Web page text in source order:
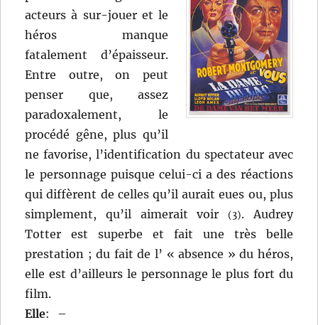
acteurs à sur-jouer et le
héros manque
fatalement d’épaisseur.
Entre outre, on peut
penser que, assez
paradoxalement, le
procédé gêne, plus qu’il
ne favorise, l’identification du spectateur avec
le personnage puisque celui-ci a des réactions
qui diffèrent de celles qu’il aurait eues ou, plus
simplement, qu’il aimerait voir(3). Audrey
Totter est superbe et fait une très belle
prestation ; du fait de l’ « absence » du héros,
elle est d’ailleurs le personnage le plus fort du
film.
Elle:
–